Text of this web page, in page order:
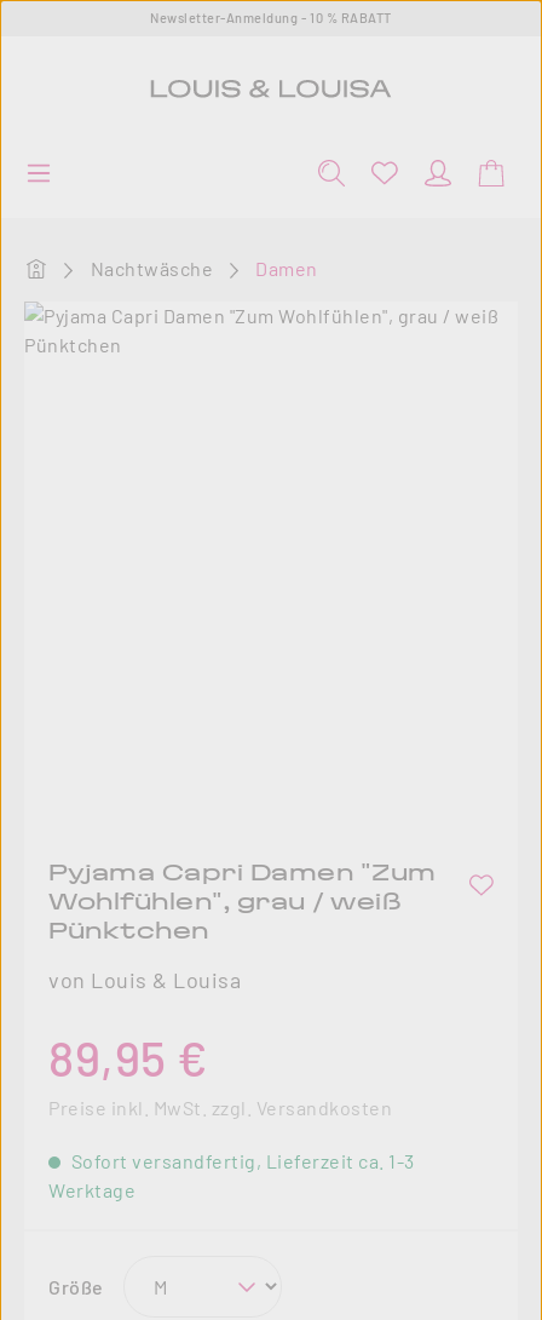
Zum Hauptinhalt springenNewsletter-Anmeldung - 10 % RABATT
Startseite
Nachtwäsche
Damen
Bildergalerie überspringen
Pyjama Capri Damen "Zum
Wohlfühlen", grau / weiß
Pünktchen
von Louis & Louisa
89,95 €
Preise inkl. MwSt. zzgl. Versandkosten
Sofort versandfertig, Lieferzeit ca. 1-3
Werktage
Größe auswählen